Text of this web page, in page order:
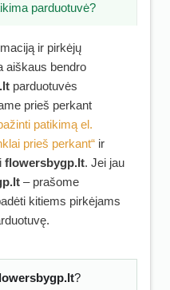
parduotuvė?
ir pirkėjų
aiškaus bendro
parduotuvės
prieš perkant
patikimą el.
prieš perkant“ ir
flowersbygp.lt. Jei jau
– prašome
kitiems pirkėjams
?